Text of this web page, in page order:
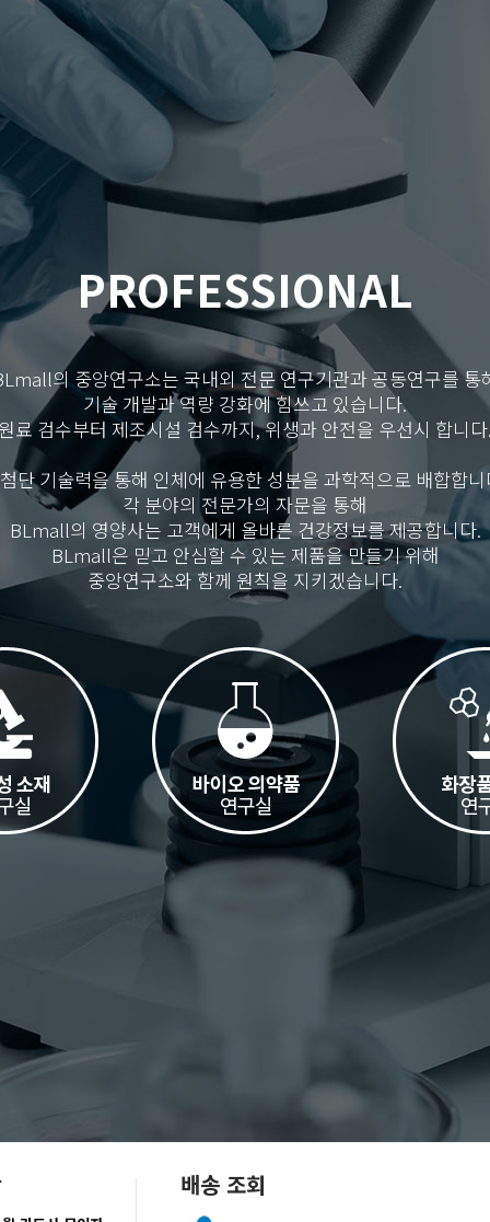
PROFESSIONAL
의 중앙연구소는 국내외 전문 연구기관과 공동연구를 통
기술 개발과 역량 강화에 힘쓰고 있습니다.
료 검수부터 제조시설 검수까지, 위생과 안전을 우선시 합니
단 기술력을 통해 인체에 유용한 성분을 과학적으로 배합합
각 분야의 전문가의 자문을 통해
BLmall의 영양사는 고객에게 올바른 건강정보를 제공합니다.
BLmall은 믿고 안심할 수 있는 제품을 만들기 위해
중앙연구소와 함께 원칙을 지키겠습니다.
배송 조회